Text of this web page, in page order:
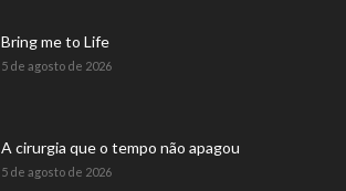
Bring me to Life
5 de agosto de 2026
A cirurgia que o tempo não apagou
5 de agosto de 2026